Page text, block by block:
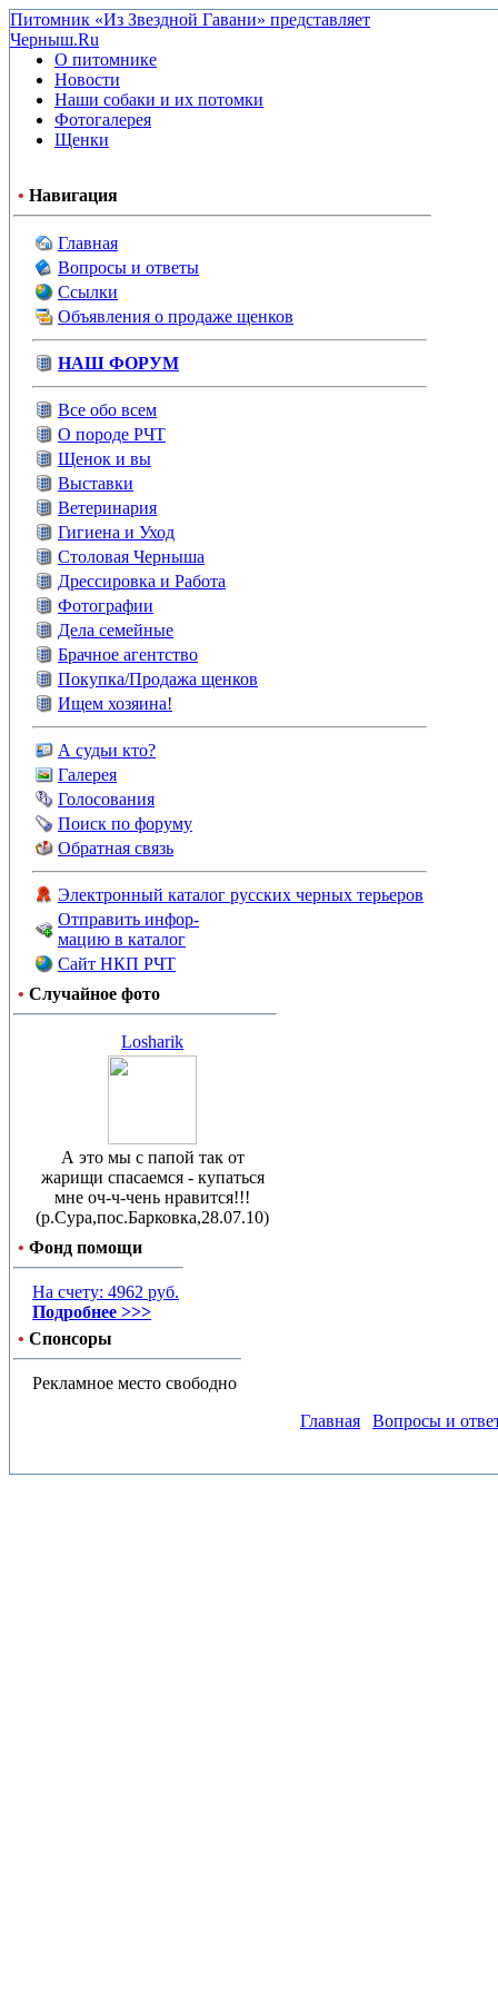
Питомник «Из Звездной Гавани» представляет
Черныш.Ru
О питомнике
Новости
Наши собаки и их потомки
Фотогалерея
Щенки
• Навигация
Главная
Вопросы и ответы
Ссылки
Объявления о продаже щенков
НАШ ФОРУМ
Все обо всем
О породе РЧТ
Щенок и вы
Выставки
Ветеринария
Гигиена и Уход
Столовая Черныша
Дрессировка и Работа
Фотографии
Дела семейные
Брачное агентство
Покупка/Продажа щенков
Ищем хозяина!
А судьи кто?
Галерея
Голосования
Поиск по форуму
Обратная связь
Электронный каталог русских черных терьеров
Отправить инфор-
мацию в каталог
Сайт НКП РЧТ
• Случайное фото
Losharik
А это мы с папой так от
жарищи спасаемся - купаться
мне оч-ч-чень нравится!!!
(р.Сура,пос.Барковка,28.07.10)
• Фонд помощи
На счету: 4962 руб.
Подробнее >>>
• Спонсоры
Рекламное место свободно
Главная
Вопросы и